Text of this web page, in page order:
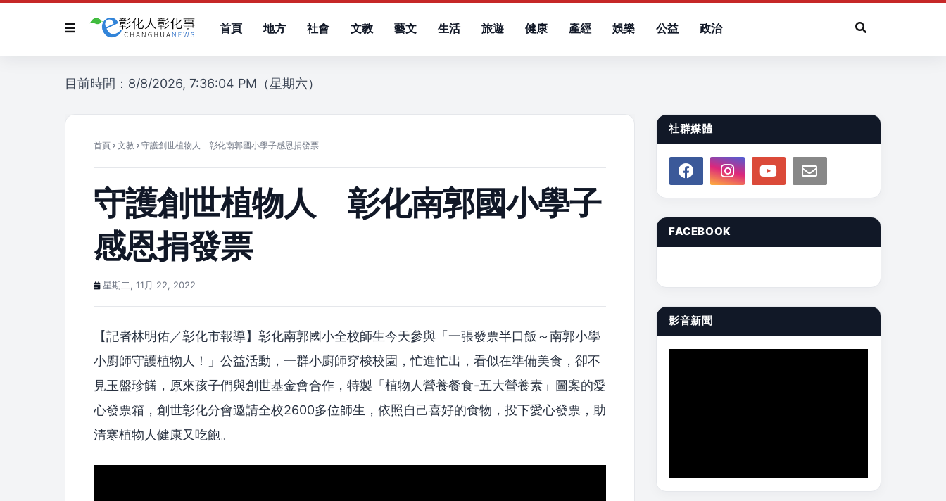
首頁 地方 社會 文教 藝文 生活 旅遊 健康 產經 娛樂 公益 政治
目前時間：8/8/2026, 7:36:04 PM（星期六）
首頁 文教 守護創世植物人 彰化南郭國小學子感恩捐發票
守護創世植物人 彰化南郭國小學子
感恩捐發票
星期二, 11月 22, 2022
【記者林明佑／彰化市報導】彰化南郭國小全校師生今天參與「一張發票半口飯～南郭小學
小廚師守護植物人！」公益活動，一群小廚師穿梭校園，忙進忙出，看似在準備美食，卻不
見玉盤珍饈，原來孩子們與創世基金會合作，特製「植物人營養餐食-五大營養素」圖案的愛
心發票箱，創世彰化分會邀請全校2600多位師生，依照自己喜好的食物，投下愛心發票，助
清寒植物人健康又吃飽。
社群媒體
FACEBOOK
影音新聞